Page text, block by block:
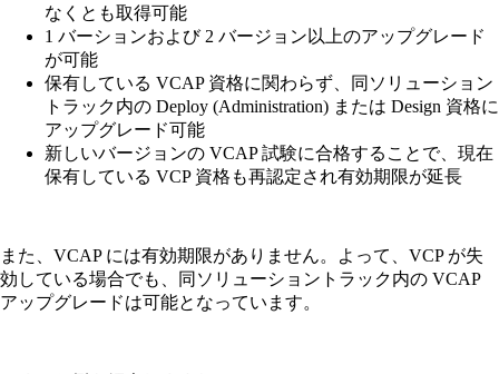
なくとも取得可能
1 バーションおよび 2 バージョン以上のアップグレード
が可能
保有している VCAP 資格に関わらず、同ソリューション
トラック内の Deploy (Administration) または Design 資格に
アップグレード可能
新しいバージョンの VCAP 試験に合格することで、現在
保有している VCP 資格も再認定され有効期限が延長
また、VCAP には有効期限がありません。よって、VCP が失
効している場合でも、同ソリューショントラック内の VCAP
アップグレードは可能となっています。